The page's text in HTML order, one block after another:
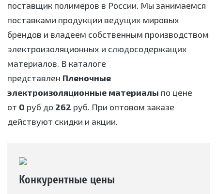
поставщик полимеров в России. Мы занимаемся
поставками продукции ведущих мировых
брендов и владеем собственным производством
электроизоляционных и слюдосодержащих
материалов. В каталоге
представлен Пленочные
электроизоляционные материалы по цене
от 0 руб до 262 руб. При оптовом заказе
действуют скидки и акции.
Конкурентные цены